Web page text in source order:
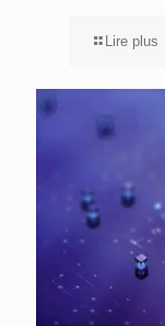
Lire plus